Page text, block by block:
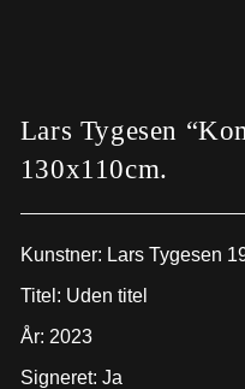
Lars Tygesen
130x110cm.
Kunstner: Lars Tygesen
Titel: Uden titel
År: 2023
Signeret: Ja